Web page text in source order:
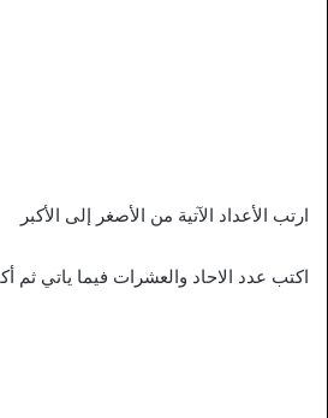
ارتب الأعداد الآتية من الأصغر إلى الأكبر
اكتب عدد الاحاد والعشرات فيما ياتي ثم